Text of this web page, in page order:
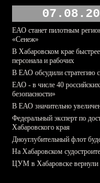
ЕАО станет пилотным
«Сенеж»
В Хабаровском крае
персонала и рабочих
В ЕАО обсудили стратегию
ЕАО - в числе 40
безопасности»
В ЕАО значительно
Федеральный эксперт по
Хабаровского края
Дноуглубительный флот
На Хабаровском
ЦУМ в Хабаровске вернули